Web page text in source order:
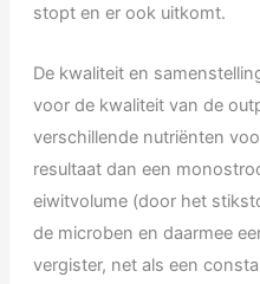
stopt en er ook uitkomt.
De kwaliteit en
voor de kwaliteit van de
verschillende nutriënten
resultaat dan een
eiwitvolume (door het
de microben en daarmee
vergister, net als een